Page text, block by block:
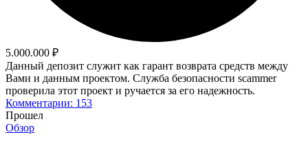
5.000.000 ₽
Данный депозит служит как гарант возврата средств между
Вами и данным проектом. Служба безопасности scammer
проверила этот проект и ручается за его надежность.
Комментарии: 153
Прошел
Обзор